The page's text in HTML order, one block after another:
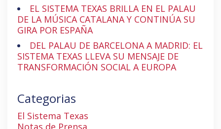
EL SISTEMA TEXAS BRILLA EN EL PALAU
DE LA MÚSICA CATALANA Y CONTINÚA SU
GIRA POR ESPAÑA
DEL PALAU DE BARCELONA A MADRID: EL
SISTEMA TEXAS LLEVA SU MENSAJE DE
TRANSFORMACIÓN SOCIAL A EUROPA
Categorias
El Sistema Texas
Notas de Prensa